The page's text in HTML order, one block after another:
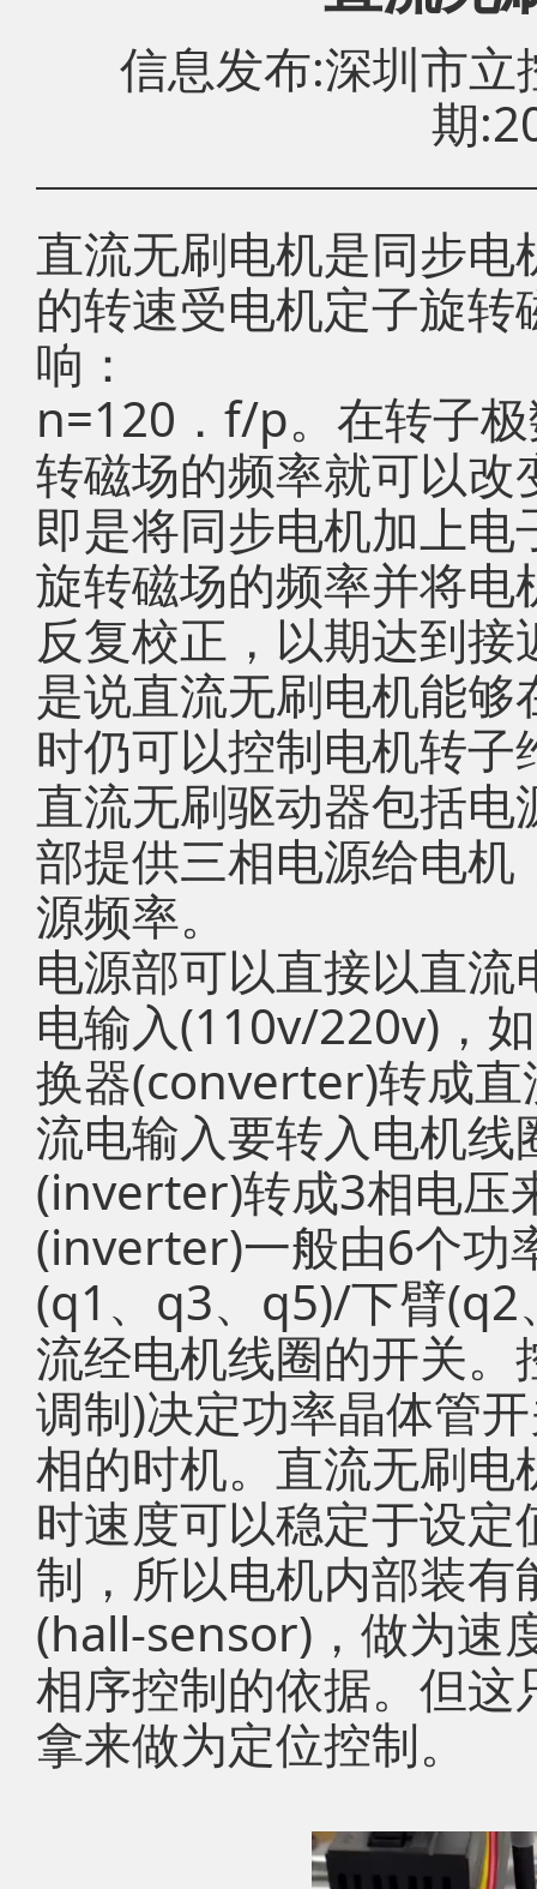
信息发布:深圳市
期
直流无刷电机是同步
的转速受电机定子旋
响：
n=120．f/p。在转子
转磁场的频率就可以
即是将同步电机加上
旋转磁场的频率并将
反复校正，以期达到
是说直流无刷电机能
时仍可以控制电机转
直流无刷驱动器包括
部提供三相电源给电
源频率。
电源部可以直接以直
电输入(110v/220v)，
换器(converter)转成
流电输入要转入电机
(inverter)转成3相电压
(inverter)一般由6个功
(q1、q3、q5)/下臂
流经电机线圈的开关
调制)决定功率晶体管
相的时机。直流无刷
时速度可以稳定于设
制，所以电机内部装
(hall-sensor)，做为速
相序控制的依据。但
拿来做为定位控制。